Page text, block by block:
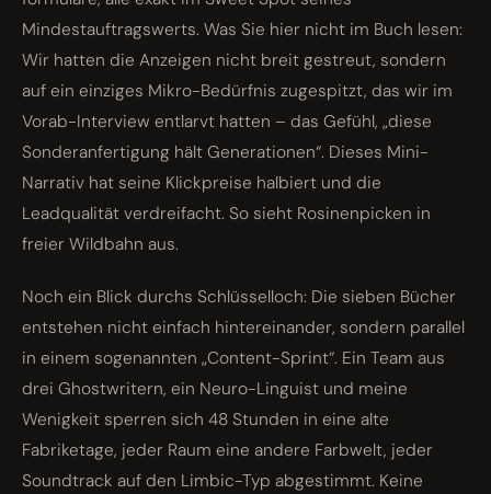
Mindestauftragswerts. Was Sie hier nicht im Buch lesen:
Wir hatten die Anzeigen nicht breit gestreut, sondern
auf ein einziges Mikro-Bedürfnis zugespitzt, das wir im
Vorab-Interview entlarvt hatten – das Gefühl, „diese
Sonderanfertigung hält Generationen“. Dieses Mini-
Narrativ hat seine Klickpreise halbiert und die
Leadqualität verdreifacht. So sieht Rosinenpicken in
freier Wildbahn aus.
Noch ein Blick durchs Schlüsselloch: Die sieben Bücher
entstehen nicht einfach hintereinander, sondern parallel
in einem sogenannten „Content-Sprint“. Ein Team aus
drei Ghostwritern, ein Neuro-Linguist und meine
Wenigkeit sperren sich 48 Stunden in eine alte
Fabriketage, jeder Raum eine andere Farbwelt, jeder
Soundtrack auf den Limbic-Typ abgestimmt. Keine